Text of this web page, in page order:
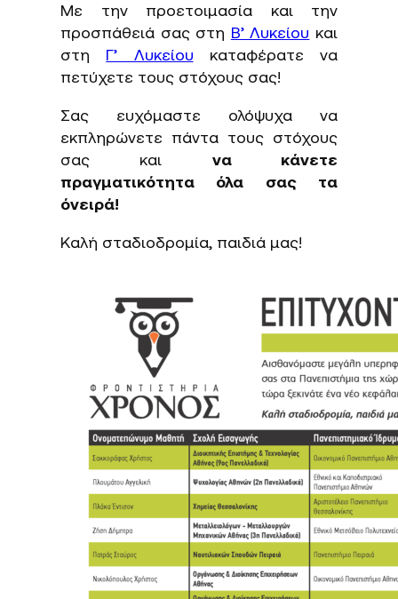
Με την προετοιμασία και την
προσπάθειά σας στη Β’ Λυκείου και
στη Γ’ Λυκείου καταφέρατε να
πετύχετε τους στόχους σας!
Σας ευχόμαστε ολόψυχα να
εκπληρώνετε πάντα τους στόχους
σας και να κάνετε
πραγματικότητα όλα σας τα
όνειρά!
Καλή σταδιοδρομία, παιδιά μας!